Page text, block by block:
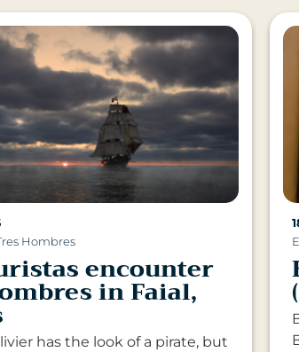
Hombres
encounter
in Faial,
has the look of a pirate, but